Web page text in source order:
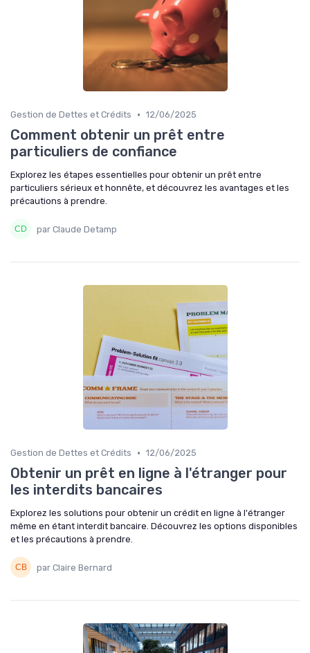
Gestion de Dettes et Crédits • 12/06/2025
Comment obtenir un prêt entre
particuliers de confiance
Explorez les étapes essentielles pour obtenir un prêt entre
particuliers sérieux et honnête, et découvrez les avantages et les
précautions à prendre.
par Claude Detamp
Gestion de Dettes et Crédits • 12/06/2025
Obtenir un prêt en ligne à l'étranger pour
les interdits bancaires
Explorez les solutions pour obtenir un crédit en ligne à l'étranger
même en étant interdit bancaire. Découvrez les options disponibles
et les précautions à prendre.
par Claire Bernard